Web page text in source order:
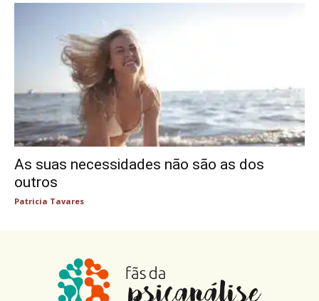
As suas necessidades não são as dos
outros
Patricia Tavares